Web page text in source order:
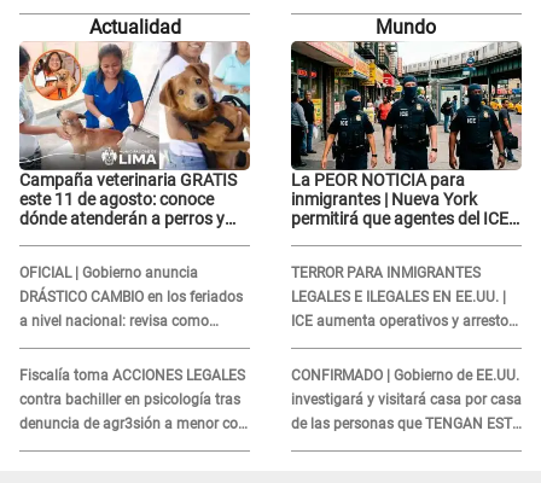
ROSTRO
editado...”
Actualidad
Campaña veterinaria GRATIS
este 11 de agosto: conoce
dónde atenderán a perros y
OFICIAL | Gobierno anuncia
DRÁSTICO CAMBIO en los feriados
a nivel nacional: revisa como
quedarán los DÍAS LIBRES
Fiscalía toma ACCIONES LEGALES
contra bachiller en psicología tras
denuncia de agr3sión a menor con
autismo
Mundo
La PEOR NOTICIA para
inmigrantes | Nueva York
permitirá que agentes del ICE
TERROR PARA INMIGRANTES
LEGALES E ILEGALES EN EE.UU. |
ICE aumenta operativos y arrestos
a extranjeros en aeropuertos
CONFIRMADO | Gobierno de EE.UU.
investigará y visitará casa por casa
de las personas que TENGAN ESTE
TRABAJO